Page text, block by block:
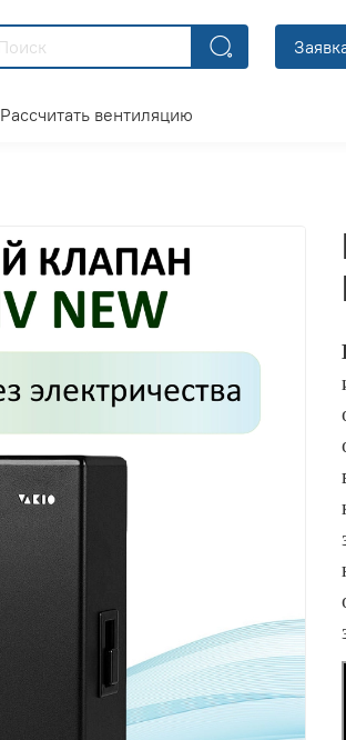
Рассчитать вентиляцию